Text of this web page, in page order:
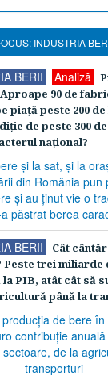
INDUSTRIA
BERII Analiză
Aproape 90 de
piaţă peste 200
de peste 300 de
naţional?
BERII
Cât
Peste trei miliarde
PIB, atât cât să
până la